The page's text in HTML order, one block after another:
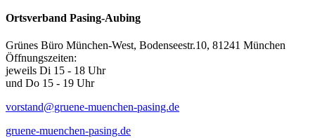
Ortsverband Pasing-Aubing
Grünes Büro München-West, Bodenseestr.10, 81241 München
Öffnungszeiten:
jeweils Di 15 - 18 Uhr
und Do 15 - 19 Uhr
vorstand@gruene-muenchen-pasing.de
gruene-muenchen-pasing.de